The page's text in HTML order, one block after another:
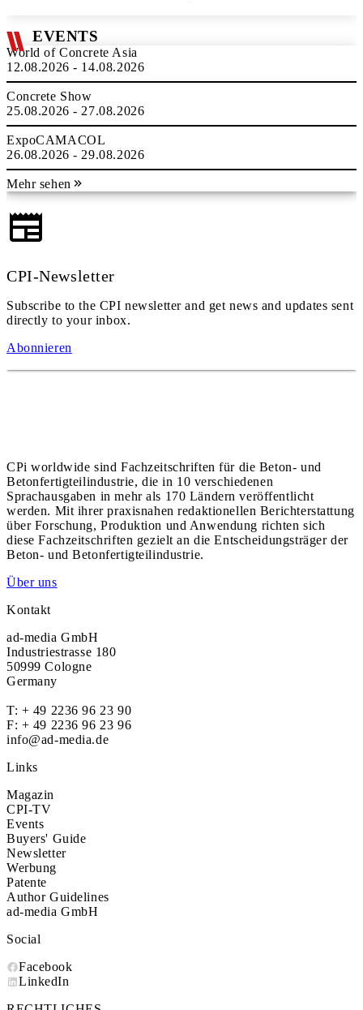
EVENTS
World of Concrete Asia
12.08.2026 - 14.08.2026
Concrete Show
25.08.2026 - 27.08.2026
ExpoCAMACOL
26.08.2026 - 29.08.2026
Mehr sehen
CPI-Newsletter
Subscribe to the CPI newsletter and get news and updates sent
directly to your inbox.
Abonnieren
CPi worldwide sind Fachzeitschriften für die Beton- und
Betonfertigteilindustrie, die in 10 verschiedenen
Sprachausgaben in mehr als 170 Ländern veröffentlicht
werden. Mit ihrer praxisnahen redaktionellen Berichterstattung
über Forschung, Produktion und Anwendung richten sich
diese Fachzeitschriften gezielt an die Entscheidungsträger der
Beton- und Betonfertigteilindustrie.
Über uns
Kontakt
ad-media GmbH
Industriestrasse 180
50999 Cologne
Germany
T: + 49 2236 96 23 90
F: + 49 2236 96 23 96
info@ad-media.de
Links
Magazin
CPI-TV
Events
Buyers' Guide
Newsletter
Werbung
Patente
Author Guidelines
ad-media GmbH
Social
Facebook
LinkedIn